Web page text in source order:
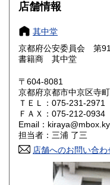
大阪府
奈良県
鳥取県
岡山県
山口県
香川県
店舗情報
其中堂
京都府公安委員会 第
書籍商 其中堂
〒604-8081
京都府京都市中京区寺
ＴＥＬ：075-231-2971
ＦＡＸ：075-212-0934
Email：
担当者：三浦 了三
店舗へのお問い合わ